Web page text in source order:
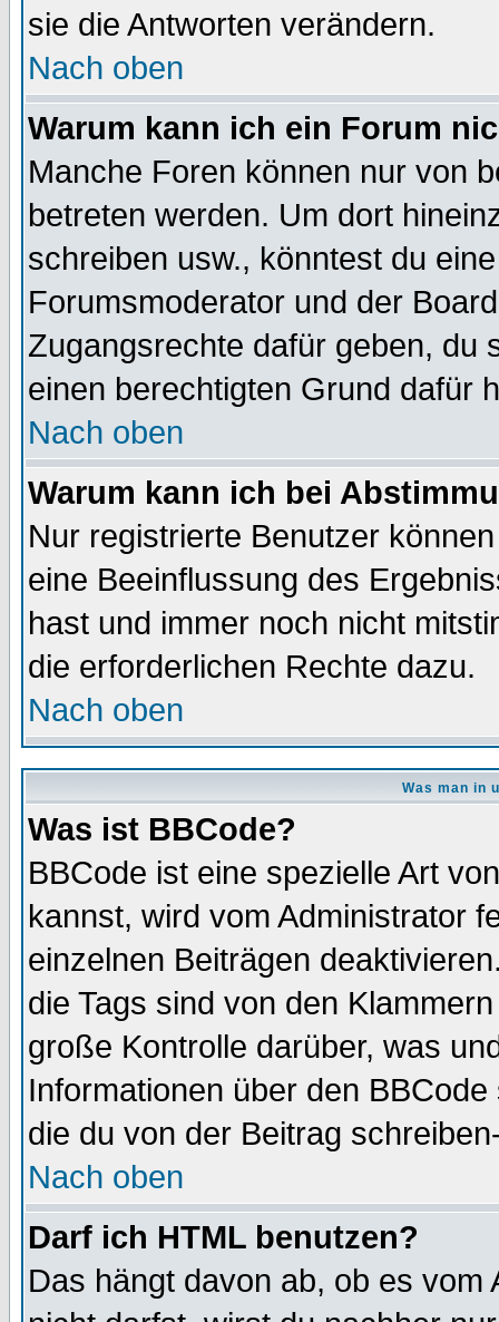
sie die Antworten verändern.
Nach oben
Warum kann ich ein Forum
Manche Foren können nur von
betreten werden. Um dort
schreiben usw., könntest du
Forumsmoderator und der
Zugangsrechte dafür geben, du
einen berechtigten Grund dafür
Nach oben
Warum kann ich bei
Nur registrierte Benutzer
eine Beeinflussung des
hast und immer noch nicht
die erforderlichen Rechte dazu.
Nach oben
Was man in
Was ist BBCode?
BBCode ist eine spezielle Art
kannst, wird vom Administrator
einzelnen Beiträgen
die Tags sind von den
große Kontrolle darüber, was
Informationen über den
die du von der Beitrag
Nach oben
Darf ich HTML benutzen?
Das hängt davon ab, ob es